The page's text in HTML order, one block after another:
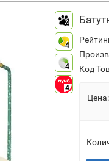
4
4
4
4
Код
Цена: